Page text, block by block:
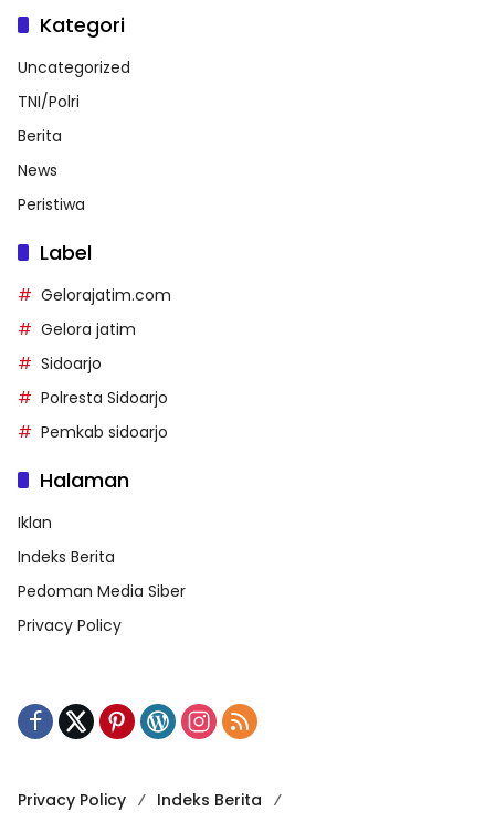
Kategori
Uncategorized
TNI/Polri
Berita
News
Peristiwa
Label
Gelorajatim.com
Gelora jatim
Sidoarjo
Polresta Sidoarjo
Pemkab sidoarjo
Halaman
Iklan
Indeks Berita
Pedoman Media Siber
Privacy Policy
Privacy Policy
Indeks Berita